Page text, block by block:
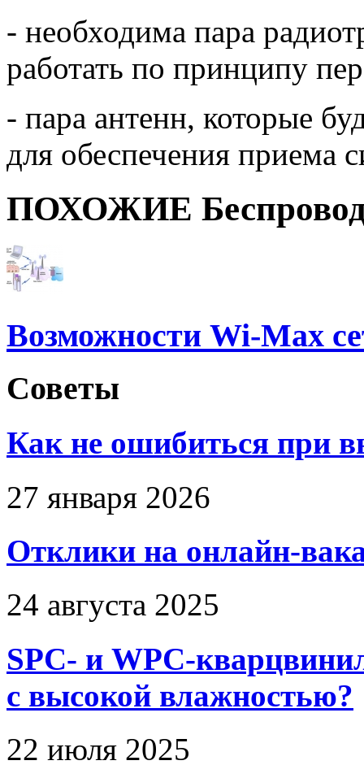
- необходима пара
работать по принципу
- пара антенн, которые
для обеспечения приема
ПОХОЖИЕ
Возможности Wi-Max
Советы
Как не ошибиться при
27 января 2026
Отклики на онлайн-
24 августа 2025
SPC- и WPC-
с высокой влажностью?
22 июля 2025